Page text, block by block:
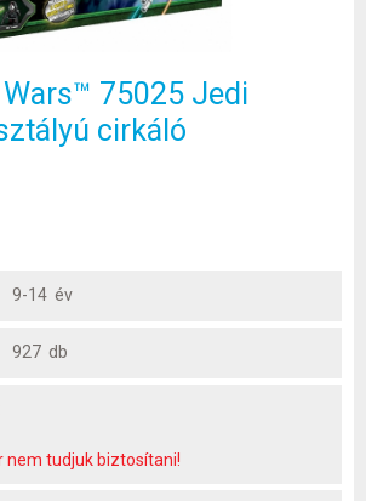
Wars™ 75025 Jedi
cirkáló
9-14 év
927 db
nem tudjuk biztosítani!